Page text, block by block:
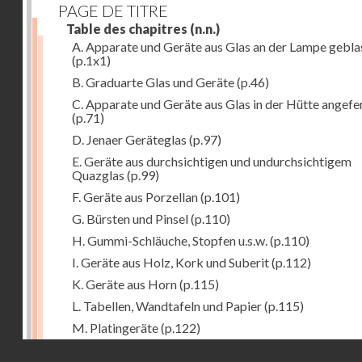
PAGE DE TITRE
Table des chapitres (n.n.)
A. Apparate und Geräte aus Glas an der Lampe
(p.1x1)
B. Graduarte Glas und Geräte(p.46)
C. Apparate und Geräte aus Glas in der Hütte
(p.71)
D. Jenaer Geräteglas (p.97)
E. Geräte aus durchsichtigen und undurchsichtigem
Quazglas (p.99)
F. Geräte aus Porzellan(p.101)
G. Bürsten und Pinsel(p.110)
H. Gummi-Schläuche, Stopfen u.s.w. (p.110)
I. Geräte aus Holz, Kork und Suberit(p.112)
K. Geräte aus Horn(p.115)
L. Tabellen, Wandtafeln und Papier(p.115)
M. Platingeräte(p.122)